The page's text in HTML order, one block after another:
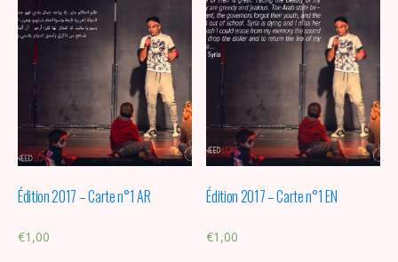
Édition 2017 – Carte n°1 AR
€1,00
Édition 2017 – Carte n°1 EN
€1,00